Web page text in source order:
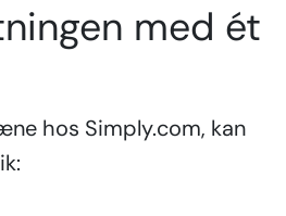
med ét
hos Simply.com, kan